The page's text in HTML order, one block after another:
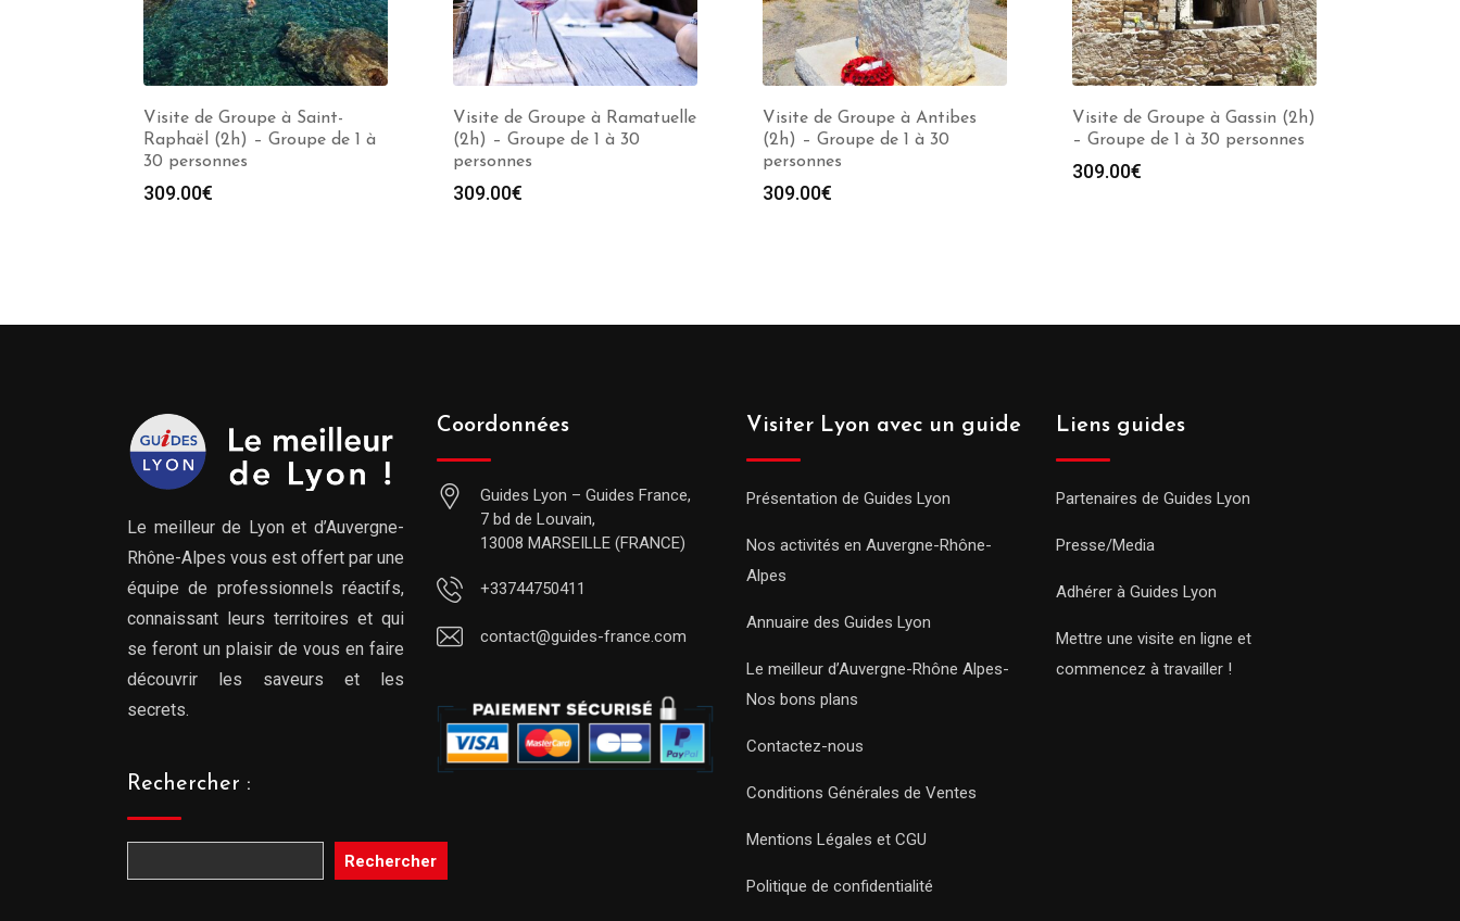
Visite de Groupe à Saint-
Raphaël (2h) – Groupe de 1 à
30 personnes
309.00€
Visite de Groupe à Ramatuelle
(2h) – Groupe de 1 à 30
personnes
309.00€
Visite de Groupe à Antibes
(2h) – Groupe de 1 à 30
personnes
309.00€
Visite de Groupe à Gassin (2h)
– Groupe de 1 à 30 personnes
309.00€
Le meilleur de Lyon et d’Auvergne-
Rhône-Alpes vous est offert par une
équipe de professionnels réactifs,
connaissant leurs territoires et qui
se feront un plaisir de vous en faire
découvrir les saveurs et les
secrets.
Rechercher :
Rechercher
Coordonnées
Guides Lyon – Guides France,
7 bd de Louvain,
13008 MARSEILLE (FRANCE)
+33744750411
contact@guides-france.com
Visiter Lyon avec un guide
Présentation de Guides Lyon
Nos activités en Auvergne-Rhône-
Alpes
Annuaire des Guides Lyon
Le meilleur d’Auvergne-Rhône Alpes-
Nos bons plans
Contactez-nous
Conditions Générales de Ventes
Mentions Légales et CGU
Politique de confidentialité
Liens guides
Partenaires de Guides Lyon
Presse/Media
Adhérer à Guides Lyon
Mettre une visite en ligne et
commencez à travailler !